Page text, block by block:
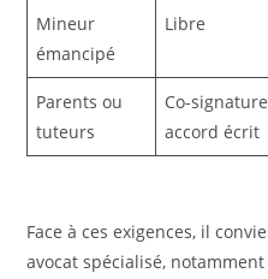
Mineur
émancipé
Libre
Parents ou
tuteurs
Co-
accord écrit
Face à ces exigences, il
avocat spécialisé,